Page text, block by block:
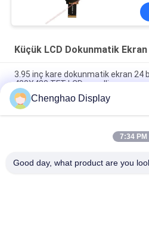
Küçük LCD Dokunmatik Ekran
3.95 inç kare dokunmatik ekran 24
480X480 TFT LCD panelli
3 Inch Color Touch Screen Display
IPS Tft LCD Modülü
5.5 inç Küçük LCD Dokunmatik
Chenghao Display
7:34 PM
Good day, what product are you